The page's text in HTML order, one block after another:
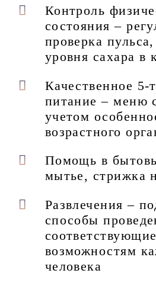
Контроль
состояния –
проверка
уровня сахара в
Качественное 5-
питание – меню
учетом
возрастного
Помощь в
мытье, стрижка
Развлечения –
способы
соответствующие
возможностям
человека